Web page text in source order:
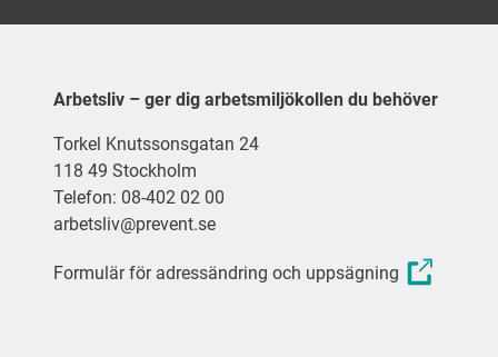
Arbetsliv – ger dig arbetsmiljökollen du behöver
Torkel Knutssonsgatan 24
118 49 Stockholm
Telefon: 08-402 02 00
arbetsliv@prevent.se
Formulär för adressändring och uppsägning